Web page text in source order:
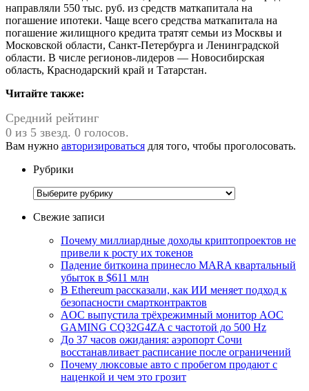
направляли 550 тыс. руб. из средств маткапитала на
погашение ипотеки. Чаще всего средства маткапитала на
погашение жилищного кредита тратят семьи из Москвы и
Московской области, Санкт-Петербурга и Ленинградской
области. В числе регионов-лидеров — Новосибирская
область, Краснодарский край и Татарстан.
Читайте также:
Средний рейтинг
0 из 5 звезд. 0 голосов.
Вам нужно авторизироваться для того, чтобы проголосовать.
Рубрики
Рубрики
Свежие записи
Почему миллиардные доходы криптопроектов не
привели к росту их токенов
Падение биткоина принесло MARA квартальный
убыток в $611 млн
В Ethereum рассказали, как ИИ меняет подход к
безопасности смартконтрактов
AOC выпустила трёхрежимный монитор AOC
GAMING CQ32G4ZA с частотой до 500 Hz
До 37 часов ожидания: аэропорт Сочи
восстанавливает расписание после ограничений
Почему люксовые авто с пробегом продают с
наценкой и чем это грозит